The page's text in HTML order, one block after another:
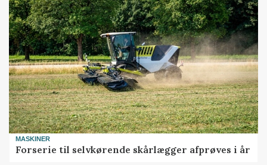
MASKINER
Forserie til selvkørende skårlægger afprøves i år